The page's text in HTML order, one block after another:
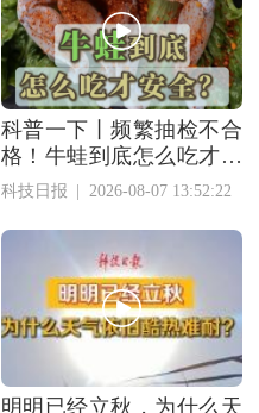
科普一下丨频繁抽检不合
格！牛蛙到底怎么吃才安
全？
科技日报 | 2026-08-07 13:52:22
明明已经立秋，为什么天